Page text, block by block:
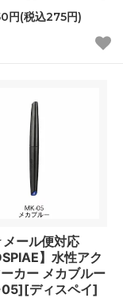
円(税込275円)
ール便対応
】水性アク
カー メカブルー
ディスペイ]